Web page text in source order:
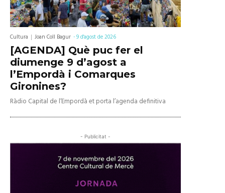
Cultura Joan Coll Bagur -9 d'agost de 2026
[AGENDA] Què puc fer el
diumenge 9 d’agost a
l’Empordà i Comarques
Gironines?
Ràdio Capital de l’Empordà et porta l’agenda definitiva
- Publicitat -